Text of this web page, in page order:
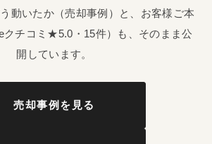
動いたか（売却事例）と、お客様ご本
クチコミ★5.0・15件）も、そのまま公
開しています。
売却事例を見る